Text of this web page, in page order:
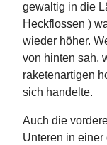
gewaltig in die
Heckflossen )
wieder höher.
von hinten sah,
raketenartigen
sich handelte.
Auch die
Unteren in